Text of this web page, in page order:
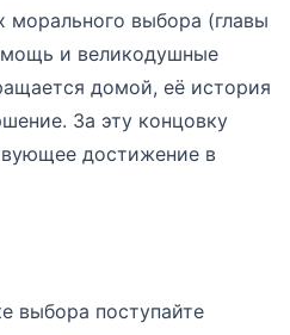
морального выбора (главы
и великодушные
домой, её история
За эту концовку
достижение в
выбора поступайте